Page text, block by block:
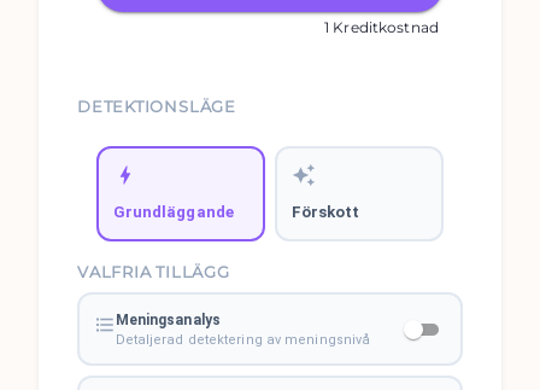
1 Kreditkostnad
DETEKTIONSLÄGE
Grundläggande Förskott
VALFRIA TILLÄGG
Meningsanalys
Detaljerad detektering av meningsnivå